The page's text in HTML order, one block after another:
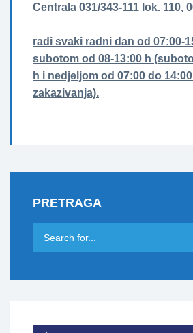
Centrala 031/343-111 lok. 110,
radi svaki radni dan od 07:00-
subotom od 08-13:00 h
h i nedjeljom od 07:00 do
zakazivanja).
PRETRAGA